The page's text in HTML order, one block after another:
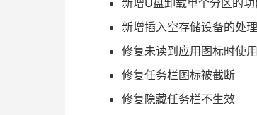
新增U盘卸载单个分区的
新增插入空存储设备的处理
修复未读到应用图标时使
修复任务栏图标被截断
修复隐藏任务栏不生效